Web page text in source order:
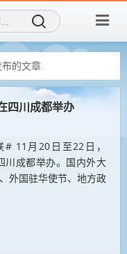
的文章
四川成都举办
11月20日至22日，
川成都举办。国内外大
外国驻华使节、地方政
色发展实践企业等将再